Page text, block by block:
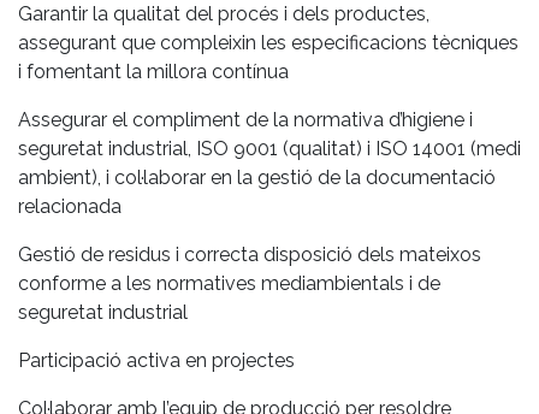
Garantir la qualitat del procés i dels productes,
assegurant que compleixin les especificacions tècniques
i fomentant la millora contínua
Assegurar el compliment de la normativa d’higiene i
seguretat industrial, ISO 9001 (qualitat) i ISO 14001 (medi
ambient), i col·laborar en la gestió de la documentació
relacionada
Gestió de residus i correcta disposició dels mateixos
conforme a les normatives mediambientals i de
seguretat industrial
Participació activa en projectes
Col·laborar amb l’equip de producció per resoldre